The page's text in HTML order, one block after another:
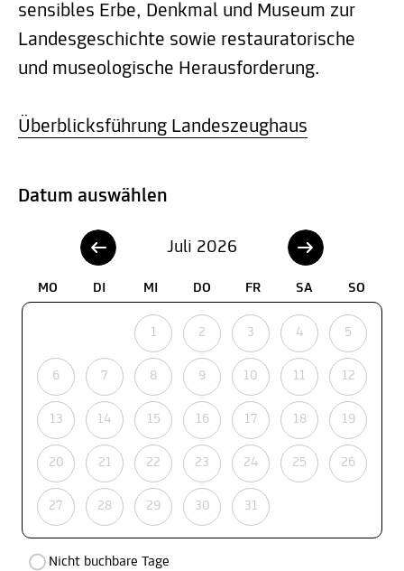
sensibles Erbe, Denkmal und Museum zur
Landesgeschichte sowie restauratorische
und museologische Herausforderung.
Überblicksführung Landeszeughaus
Datum auswählen
Juli 2026
MO DI MI DO FR SA SO
1 2 3 4 5
6 7 8 9 10 11 12
13 14 15 16 17 18 19
20 21 22 23 24 25 26
27 28 29 30 31
Nicht buchbare Tage